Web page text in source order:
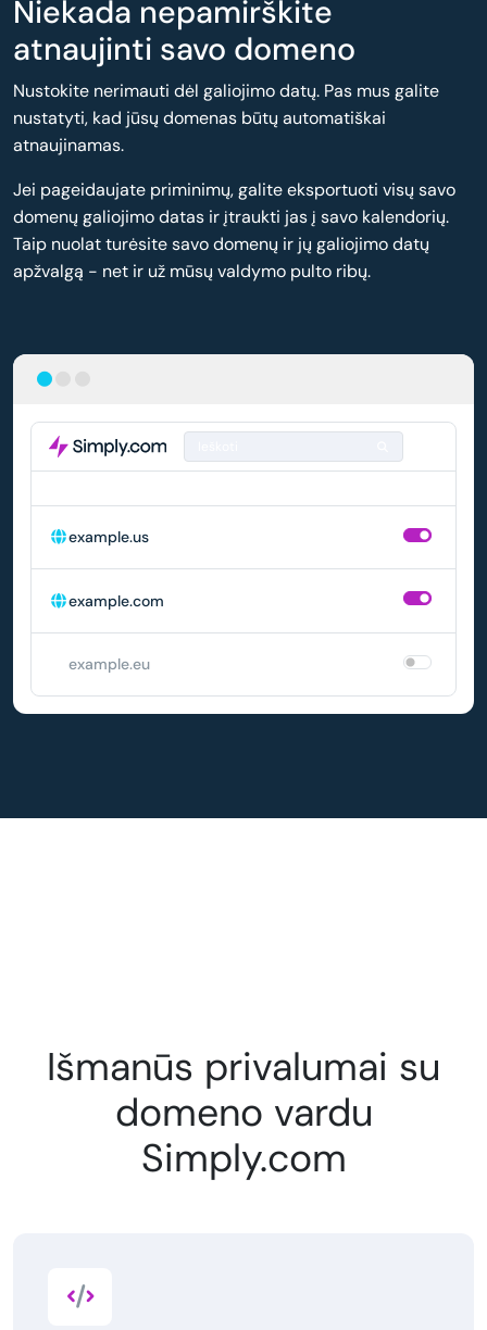
example.us
example.com
example.eu
Niekada nepamirškite
atnaujinti savo domeno
Nustokite nerimauti dėl galiojimo datų. Pas mus galite
nustatyti, kad jūsų domenas būtų automatiškai
atnaujinamas.
Jei pageidaujate priminimų, galite eksportuoti visų savo
domenų galiojimo datas ir įtraukti jas į savo kalendorių.
Taip nuolat turėsite savo domenų ir jų galiojimo datų
apžvalgą - net ir už mūsų valdymo pulto ribų.
Išmanūs privalumai su
domeno vardu
Simply.com